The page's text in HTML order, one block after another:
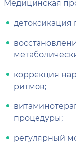
Медицинская
коррекция
ритмов;
процедуры;
регулярный